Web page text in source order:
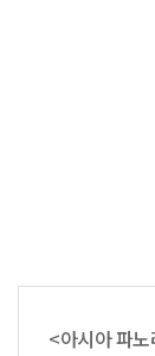
<아시아 파